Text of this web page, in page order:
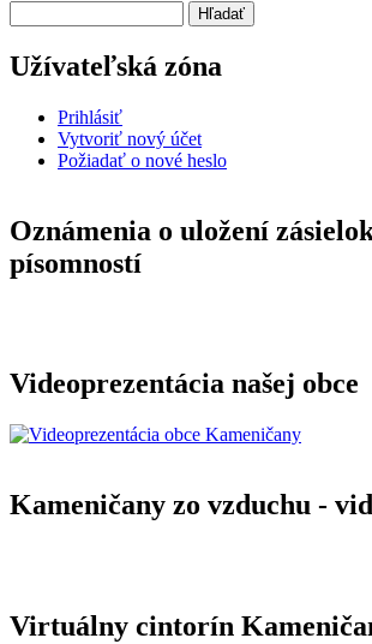
Užívateľská zóna
Prihlásiť
Vytvoriť nový účet
Požiadať o nové heslo
Oznámenia o uložení
písomností
Videoprezentácia našej obce
Kameničany zo vzduchu -
Virtuálny cintorín